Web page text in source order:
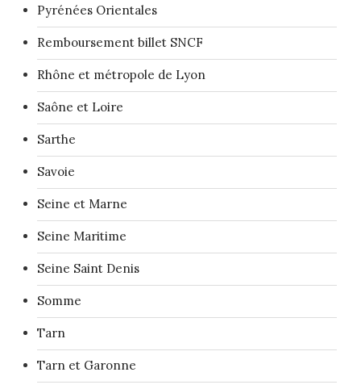
Pyrénées Orientales
Remboursement billet SNCF
Rhône et métropole de Lyon
Saône et Loire
Sarthe
Savoie
Seine et Marne
Seine Maritime
Seine Saint Denis
Somme
Tarn
Tarn et Garonne